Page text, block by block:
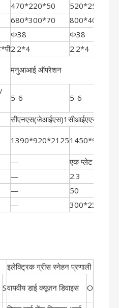
470*220*50
520*250*50
680*300*70
800*400*70
Φ38
Φ38
2.2*4
2.2*4
मनुआआई ऑपरेशन
5-6 5-6
सीएनएस(जेआईएस)1सीआईएएसएस
1390*920*2125
—
एक प्लेट एक
—
2.3
—
50
— 300*230
इलेक्ट्रिक ग्रीस स्नेहन प्रणाली
Sवायवीय डाई क्यूज़न डिवाइस O